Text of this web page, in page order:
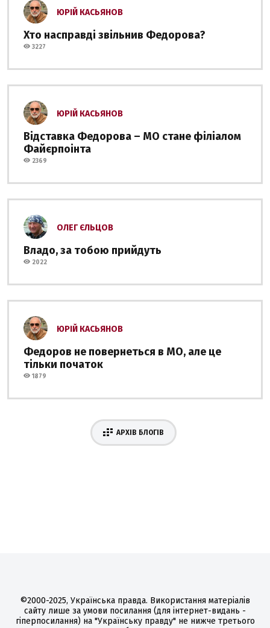
ЮРІЙ КАСЬЯНОВ
Хто насправді звільнив Федорова?
3227
ЮРІЙ КАСЬЯНОВ
Відставка Федорова – МО стане філіалом
Файєрпоінта
2369
ОЛЕГ ЄЛЬЦОВ
Владо, за тобою прийдуть
2022
ЮРІЙ КАСЬЯНОВ
Федоров не повернеться в МО, але це
тільки початок
1879
АРХІВ БЛОГІВ
©2000-2025, Українська правда. Використання матеріалів
сайту лише за умови посилання (для інтернет-видань -
гіперпосилання) на "Українську правду" не нижче третього